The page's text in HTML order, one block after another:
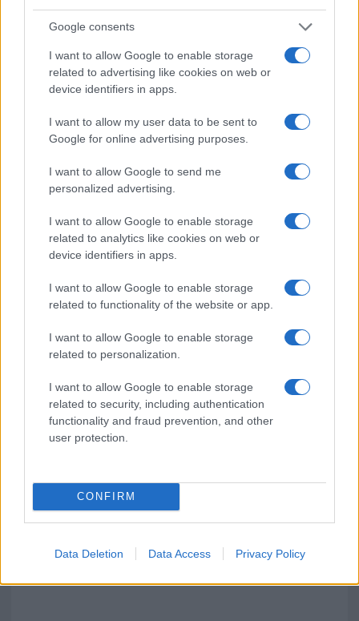
Google consents
I want to allow Google to enable storage
related to advertising like cookies on web or
device identifiers in apps.
I want to allow my user data to be sent to
Google for online advertising purposes.
I want to allow Google to send me
personalized advertising.
I want to allow Google to enable storage
related to analytics like cookies on web or
device identifiers in apps.
I want to allow Google to enable storage
related to functionality of the website or app.
I want to allow Google to enable storage
related to personalization.
I want to allow Google to enable storage
related to security, including authentication
functionality and fraud prevention, and other
user protection.
CONFIRM
Data Deletion Data Access Privacy Policy
Incendi, a San Pasquale arriva il Campo Base:
l’inaugurazione
Andrea Mura conquista Palau: grande
partecipazione per il suo racconto
Calangianus, allarme sul centro accoglienza
minori, Albieri: “Episodi gravissimi”
Gallura, finti clienti svuotano le suite: furto da
50mila nel resort
Meteo Olbia 7 agosto, sole e caldo tornano
protagonisti
Test tunnel Olbia: rampe chiuse ancora fino a
Aggius conquista la classifica delle mete più
amate dell’estate 2026